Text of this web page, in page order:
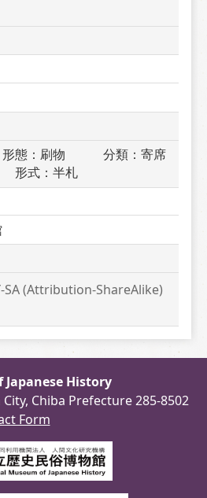
態：刷物　　　分類：寄席
　形式：半札
SA (Attribution-ShareAlike)
History
Chiba Prefecture 285-8502
Form